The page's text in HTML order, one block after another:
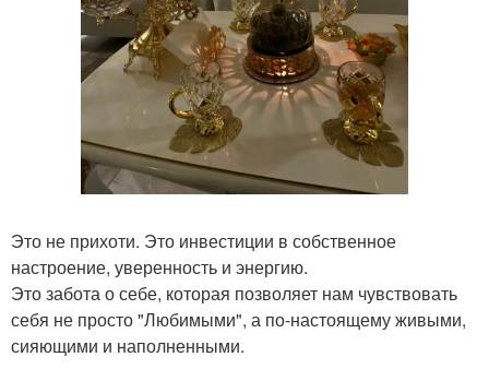
Это не прихоти. Это инвестиции в собственное
настроение, уверенность и энергию.
Это забота о себе, которая позволяет нам чувствовать
себя не просто "Любимыми", а по-настоящему живыми,
сияющими и наполненными.